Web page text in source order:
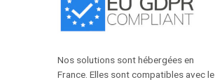
Nos solutions sont hébergées en
France. Elles sont compatibles avec le